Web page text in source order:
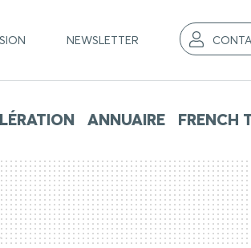
NEWSLETTER
ANNUAIRE FRENCH